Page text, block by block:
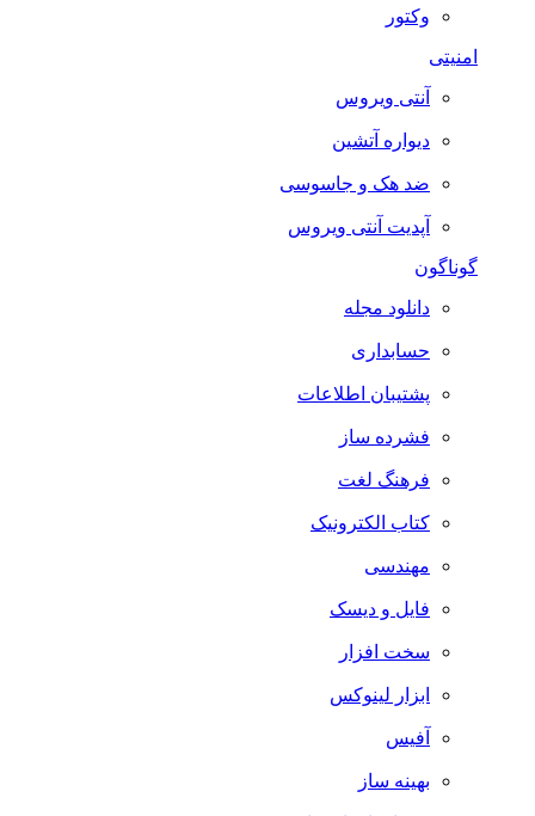
وکتور
امنیتی
آنتی ویروس
دیواره آتشین
ضد هک و جاسوسی
آپدیت آنتی ویروس
گوناگون
دانلود مجله
حسابداری
پشتیبان اطلاعات
فشرده ساز
فرهنگ لغت
کتاب الکترونیک
مهندسی
فایل و دیسک
سخت افزار
ابزار لینوکس
آفیس
بهینه ساز